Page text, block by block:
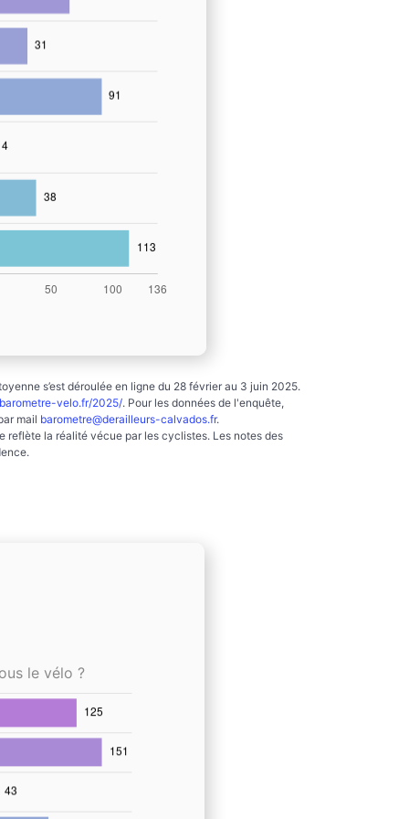
s’est déroulée en ligne du 28 février au 3 juin 2025.
velo.fr/2025/. Pour les données de l'enquête,
mail barometre@derailleurs-calvados.fr.
reflète la réalité vécue par les cyclistes. Les notes des
le vélo ?